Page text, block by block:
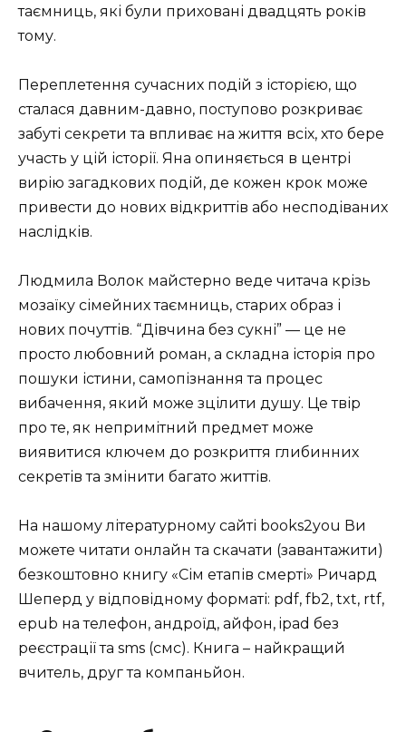
таємниць, які були приховані двадцять років
тому.
Переплетення сучасних подій з історією, що
сталася давним-давно, поступово розкриває
забуті секрети та впливає на життя всіх, хто бере
участь у цій історії. Яна опиняється в центрі
вирію загадкових подій, де кожен крок може
привести до нових відкриттів або несподіваних
наслідків.
Людмила Волок майстерно веде читача крізь
мозаїку сімейних таємниць, старих образ і
нових почуттів. “Дівчина без сукні” — це не
просто любовний роман, а складна історія про
пошуки істини, самопізнання та процес
вибачення, який може зцілити душу. Це твір
про те, як непримітний предмет може
виявитися ключем до розкриття глибинних
секретів та змінити багато життів.
На нашому літературному сайті books2you Ви
можете читати онлайн та скачати (завантажити)
безкоштовно книгу «Сім етапів смерті» Ричард
Шеперд у відповідному форматі: pdf, fb2, txt, rtf,
epub на телефон, андроїд, айфон, ipad без
реєстрації та sms (смс). Книга – найкращий
вчитель, друг та компаньйон.